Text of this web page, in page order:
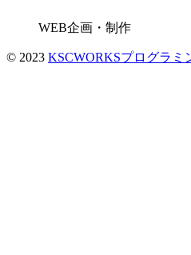
WEB企画・制作
© 2023 KSCWORKSプログラミ